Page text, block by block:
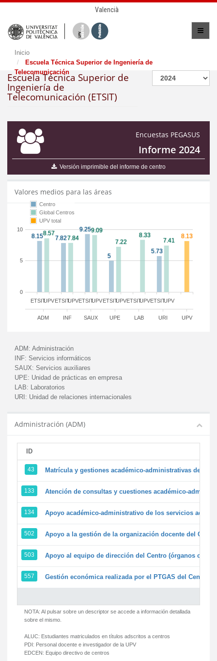
Valencià
Inicio
Escuela Técnica Superior de Ingeniería de
Telecomunicación
Escuela Técnica Superior de
Ingeniería de
Telecomunicación (ETSIT)
Encuestas PEGASUS
Informe 2024
Versión imprimible del informe de centro
Valores medios para las áreas
ETSIT ETSIT ETSIT ETSIT ETSIT ETSIT
UPV UPV UPV UPV UPV UPV
ADM INF SAUX UPE LAB URI UPV
0
5
10
Centro
Global Centros
UPV total
ADM: Administración
INF: Servicios informáticos
SAUX: Servicios auxiliares
UPE: Unidad de prácticas en empresa
LAB: Laboratorios
URI: Unidad de relaciones internacionales
Administración (ADM)
ID
43 Matrícula y gestiones académico-administrativas de la
133 Atención de consultas y cuestiones académico-
134 Apoyo académico-administrativo de los servicios
502 Apoyo a la gestión de la organización docente del
503 Apoyo al equipo de dirección del Centro (órganos
557 Gestión económica realizada por el PTGAS del Centro
NOTA: Al pulsar sobre un descriptor se accede a información detallada
sobre el mismo.
ALUC: Estudiantes matriculados en títulos adscritos a centros
PDI: Personal docente e investigador de la UPV
EDCEN: Equipo directivo de centros